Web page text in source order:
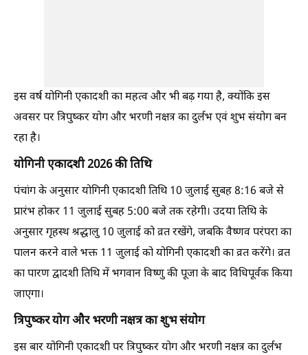
इस वर्ष योगिनी एकादशी का महत्व और भी बढ़ गया है, क्योंकि इस
अवसर पर त्रिपुष्कर योग और भरणी नक्षत्र का दुर्लभ एवं शुभ संयोग बन
रहा है।
योगिनी एकादशी 2026 की तिथि
पंचांग के अनुसार योगिनी एकादशी तिथि 10 जुलाई सुबह 8:16 बजे से
प्रारंभ होकर 11 जुलाई सुबह 5:00 बजे तक रहेगी। उदया तिथि के
अनुसार गृहस्थ श्रद्धालु 10 जुलाई को व्रत रखेंगे, जबकि वैष्णव परंपरा का
पालन करने वाले भक्त 11 जुलाई को योगिनी एकादशी का व्रत करेंगे। व्रत
का पारण द्वादशी तिथि में भगवान विष्णु की पूजा के बाद विधिपूर्वक किया
जाएगा।
त्रिपुष्कर योग और भरणी नक्षत्र का शुभ संयोग
इस बार योगिनी एकादशी पर त्रिपुष्कर योग और भरणी नक्षत्र का दुर्लभ